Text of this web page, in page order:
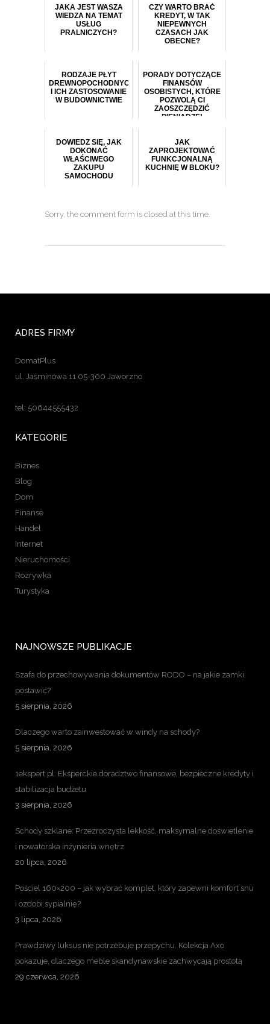
JAKA JEST WASZA
WIEDZA NA TEMAT
USŁUG
PRALNICZYCH?
CZY WARTO BRAĆ
KREDYT, W TAK
NIEPEWNYCH
CZASACH JAK
OBECNE?
RODZAJE PŁYT
DREWNOPOCHODNYCH
I ICH ZASTOSOWANIE
W BUDOWNICTWIE
PORADY DOTYCZĄCE
FINANSÓW
OSOBISTYCH, KTÓRE
POZWOLĄ CI
ZAOSZCZĘDZIĆ
PIENIĄDZE!
DOWIEDZ SIĘ, JAK
DOKONAĆ
WŁAŚCIWEGO
ZAKUPU
SAMOCHODU
JAK
ZAPROJEKTOWAĆ
FUNKCJONALNĄ
KUCHNIĘ W BLOKU?
Sorry, the comment form is closed at this time.
ADRES FIRMY
DomatPlus
ul. Jaśminowa 11 05-300 Jaworzno
tel: 50644555432
KATEGORIE
Biznes
Blog
Dom
Finanse
Handel
Internet
Nieruchomości
Rozrywka
Turystyka
NAJNOWSZE PUBLIKACJE
Szafa do przechowywania dokumentów RODO – na jakie zamki
postawić?
5 sierpnia, 2026
Dlaczego warto zainwestować w windy na schody?
5 sierpnia, 2026
1ekspert.pl: Eksperckie doradztwo finansowe, bezpieczne kredyty i
stabilizacja budżetu
3 sierpnia, 2026
Schody szklane: Przezroczysta lekkość, maksymalne doświetlenie
i nowatorska inżynieria wnętrz
20 lipca, 2026
Pościel 160×200 – jak wybrać komplet, który zapewni komfort snu
i ozdobi sypialnię?
3 lipca, 2026
Prawdziwy luksus nie potrzebuje przepychu. Kolekcja Axo
pokazuje, dlaczego meble skandynawskie zachwycają prostotą
29 czerwca, 2026